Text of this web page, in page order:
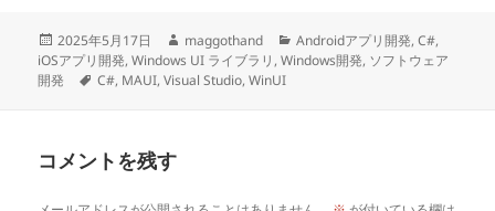
投
稿
日:
2025年5月17日
作
成
者
maggothand
カ
テ
Androidアプリ開発,C#,
iOSアプリ開発,Windows UI ライブラリ ,Windows開発, ソフトウェア
開発
タ
C#, MAUI,Visual Studio,WinUI
コメントを残す